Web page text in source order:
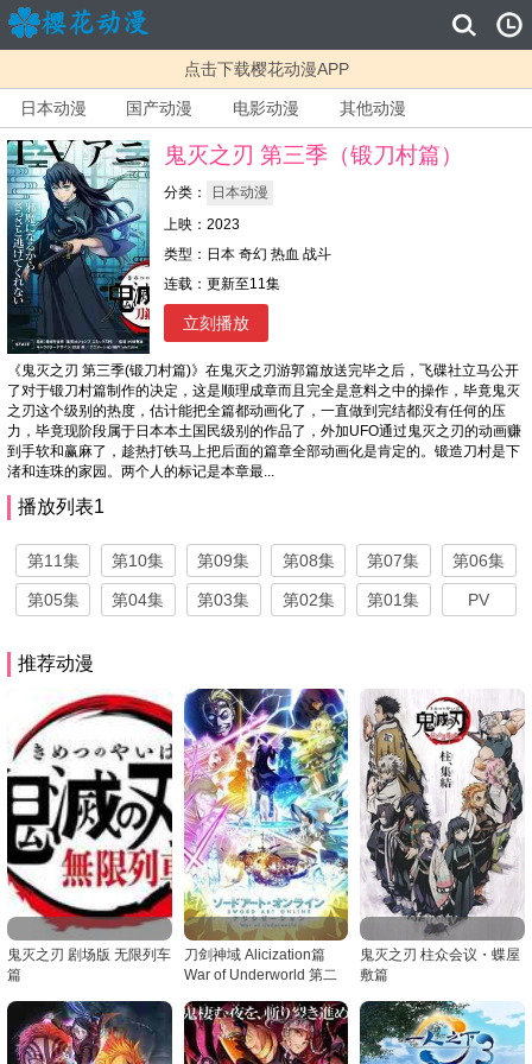
点击下载樱花动漫APP
日本动漫 国产动漫 电影动漫 其他动漫
鬼灭之刃 第三季（锻刀村篇）
分类：
日本动漫
上映：2023
类型：日本 奇幻 热血 战斗
连载：更新至11集
立刻播放
《鬼灭之刃 第三季(锻刀村篇)》在鬼灭之刃游郭篇放送完毕之后，飞碟社立马公开
了对于锻刀村篇制作的决定，这是顺理成章而且完全是意料之中的操作，毕竟鬼灭
之刃这个级别的热度，估计能把全篇都动画化了，一直做到完结都没有任何的压
力，毕竟现阶段属于日本本土国民级别的作品了，外加UFO通过鬼灭之刃的动画赚
到手软和赢麻了，趁热打铁马上把后面的篇章全部动画化是肯定的。锻造刀村是下
渚和连珠的家园。两个人的标记是本章最...
播放列表1
第11集 第10集 第09集 第08集 第07集 第06集
第05集 第04集 第03集 第02集 第01集 PV
推荐动漫
鬼灭之刃 剧场版 无限列车
篇
刀剑神域 Alicization篇
War of Underworld 第二
鬼灭之刃 柱众会议・蝶屋
敷篇